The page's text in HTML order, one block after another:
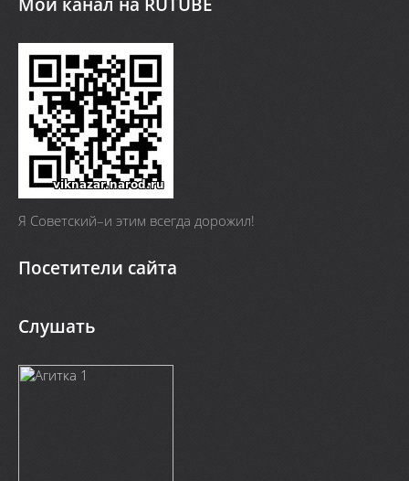
Я Cоветский–и этим всегда дорожил!
Посетители сайта
Слушать